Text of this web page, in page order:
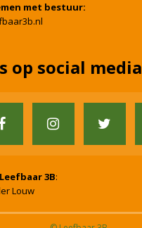
met bestuur:
op social media
3B:
Louw